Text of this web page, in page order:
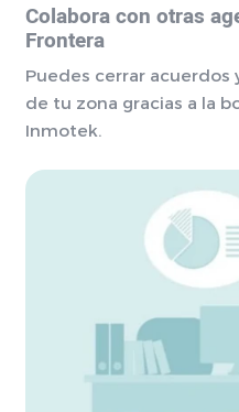
Colabora con otras
Frontera
Puedes cerrar acuerdos
de tu zona gracias a la
Inmotek.